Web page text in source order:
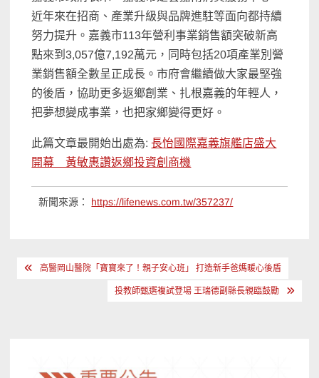
近年來在招商、產業升級與品牌進駐等面向都持續
努力提升。嘉義市113年營利事業銷售額突破新高
點來到3,057億7,192萬元，同時包括20項產業別營
業銷售額全數呈正成長。市府會繼續做大家最堅強
的後盾，協助更多返鄉創業、扎根嘉義的年輕人，
把夢想變成事業，也把家鄉變得更好。
此篇文章最開始出處為:長怡國際嘉義旗艦店盛大
開幕 黃敏惠讚返鄉投資創商機
新聞來源： https://lifenews.com.tw/357237/
文 高醫岡山醫院「寶寶來了！親子安心班」 打造新手爸媽暖心後盾
投教師甄選複試登場 王瑞德副縣長親臨鼓勵